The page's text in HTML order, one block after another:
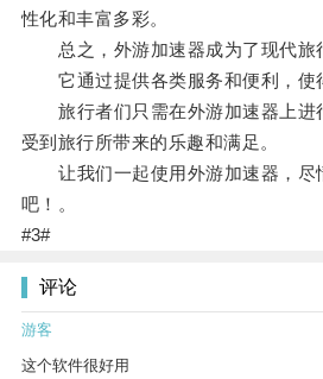
性化和丰富多彩。
总之，外游加速器成为了现代旅
它通过提供各类服务和便利，使
旅行者们只需在外游加速器上进
受到旅行所带来的乐趣和满足。
让我们一起使用外游加速器，尽
吧！。
#3#
评论
游客
这个软件很好用